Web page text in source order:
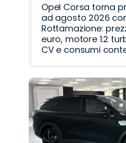
Opel Corsa torna
ad agosto 2026
Rottamazione:
euro, motore 1.2
CV e consumi